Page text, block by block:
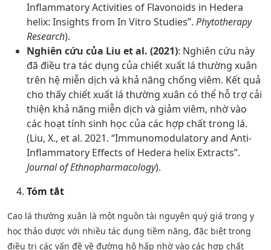
Inflammatory Activities of Flavonoids in Hedera
helix: Insights from In Vitro Studies”. Phytotherapy
Research).
Nghiên cứu của Liu et al. (2021): Nghiên cứu này
đã điều tra tác dụng của chiết xuất lá thường xuân
trên hệ miễn dịch và khả năng chống viêm. Kết quả
cho thấy chiết xuất lá thường xuân có thể hỗ trợ cải
thiện khả năng miễn dịch và giảm viêm, nhờ vào
các hoạt tính sinh học của các hợp chất trong lá.
(Liu, X., et al. 2021. “Immunomodulatory and Anti-
Inflammatory Effects of Hedera helix Extracts”.
Journal of Ethnopharmacology).
Tóm tắt
Cao lá thường xuân là một nguồn tài nguyên quý giá trong y
học thảo dược với nhiều tác dụng tiềm năng, đặc biệt trong
điều trị các vấn đề về đường hô hấp nhờ vào các hợp chất